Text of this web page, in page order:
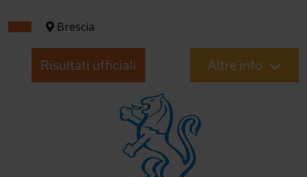
Brescia
Risultati ufficiali Altre info